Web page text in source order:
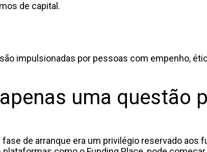
de capital.
impulsionadas por pessoas com empenho,
uma questão
de arranque era um privilégio reservado aos